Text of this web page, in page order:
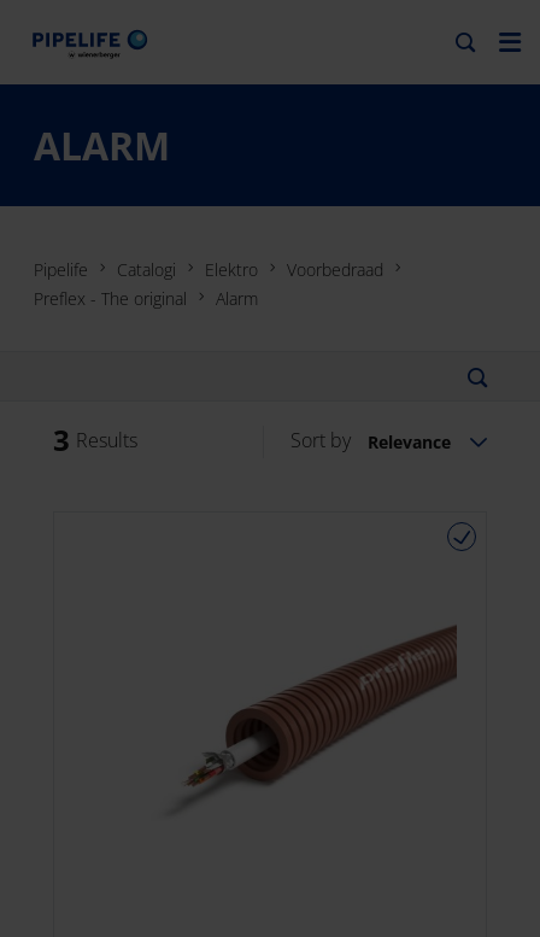
ALARM
Pipelife Catalogi Elektro
Voorbedraad
Preflex - The original
Alarm
3 Results Sort by Relevance